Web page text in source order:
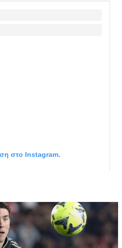
στο Instagram.